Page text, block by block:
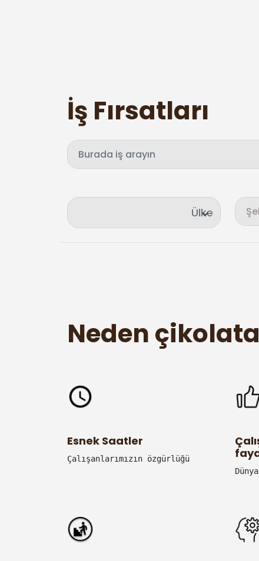
İş Fırsatları
Ülke
Neden
Esnek Saatler
Çalışanlarımızın özgürlüğü ve yaşam